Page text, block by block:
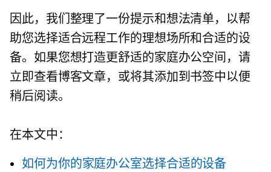
因此，我们整理了一份提示和想法清单，以帮
助您选择适合远程工作的理想场所和合适的设
备。如果您想打造更舒适的家庭办公空间，请
立即查看博客文章，或将其添加到书签中以便
稍后阅读。
在本文中：
如何为你的家庭办公室选择合适的设备